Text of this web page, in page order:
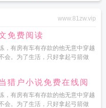
www.81zw.vip
免费阅读
，有房有车有存款的他无意中穿越
会。为了生活，只好拿起弓箭做
猎户小说免费在线阅
，有房有车有存款的他无意中穿越
会。为了生活，只好拿起弓箭做